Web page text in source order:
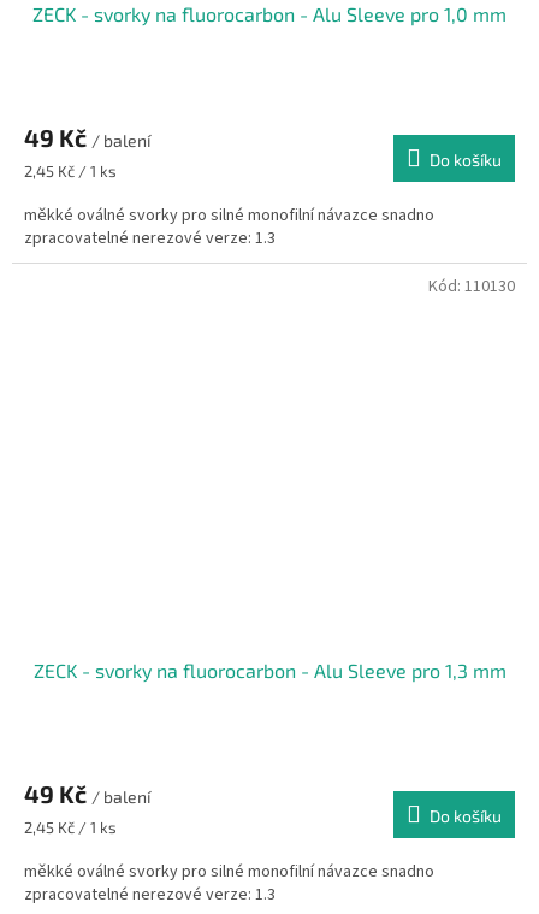
ZECK - svorky na fluorocarbon - Alu Sleeve pro 1,0 mm
49 Kč / balení
Měrná
2,45 Kč / 1 ks
Do košíku
měkké oválné svorky pro silné monofilní návazce snadno
zpracovatelné nerezové verze: 1.3
ZECK - svorky na fluorocarbon - Alu Sleeve pro 1,3 mm
49 Kč / balení
Měrná
2,45 Kč / 1 ks
Do košíku
měkké oválné svorky pro silné monofilní návazce snadno
zpracovatelné nerezové verze: 1.3
Kód: 110130